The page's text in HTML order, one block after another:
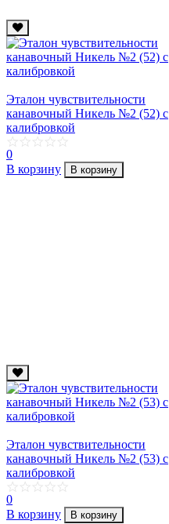
Эталон чувствительности
канавочный Никель №2 (52) с
калибровкой
0
В корзину
В корзину
Эталон чувствительности
канавочный Никель №2 (53) с
калибровкой
0
В корзину
В корзину